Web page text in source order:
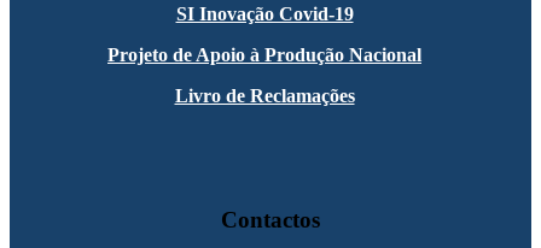
SI Inovação Covid-19
Projeto de Apoio à Produção Nacional
Livro de Reclamações
Contactos